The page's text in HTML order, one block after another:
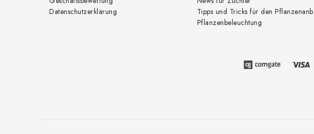
Datenschutzerklärung
Tipps und Tricks für den
Pflanzenbeleuchtung